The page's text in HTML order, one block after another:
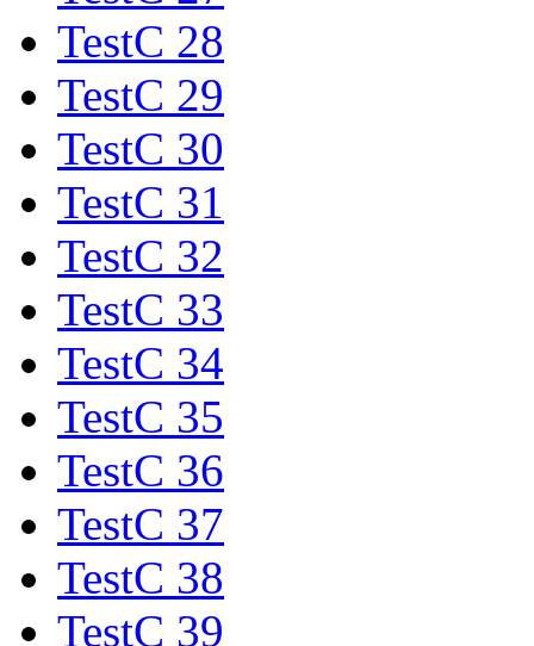
TestC 28
TestC 29
TestC 30
TestC 31
TestC 32
TestC 33
TestC 34
TestC 35
TestC 36
TestC 37
TestC 38
TestC 39